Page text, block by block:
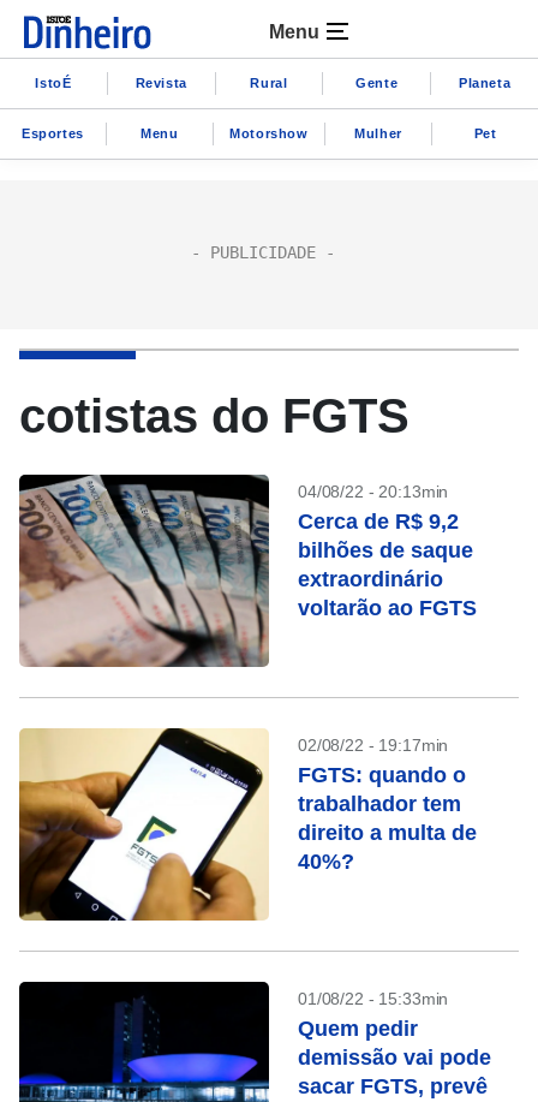
Menu
IstoÉ Revista Rural Gente Planeta
Esportes Menu Motorshow Mulher Pet
cotistas do FGTS
04/08/22 - 20:13min
Cerca de R$ 9,2
bilhões de saque
extraordinário
voltarão ao FGTS
02/08/22 - 19:17min
FGTS: quando o
trabalhador tem
direito a multa de
40%?
01/08/22 - 15:33min
Quem pedir
demissão vai pode
sacar FGTS, prevê